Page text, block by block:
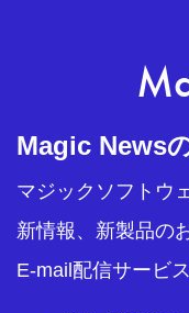
Magic News
マジックソフトウ
新情報、新製品の
E-mail配信サービス